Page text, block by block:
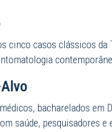
cinco casos clássicos
bacharelados em
saúde, pesquisadores e